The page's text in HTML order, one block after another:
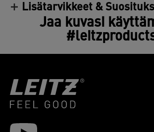
Lisätarvikkeet &
Jaa kuvasi